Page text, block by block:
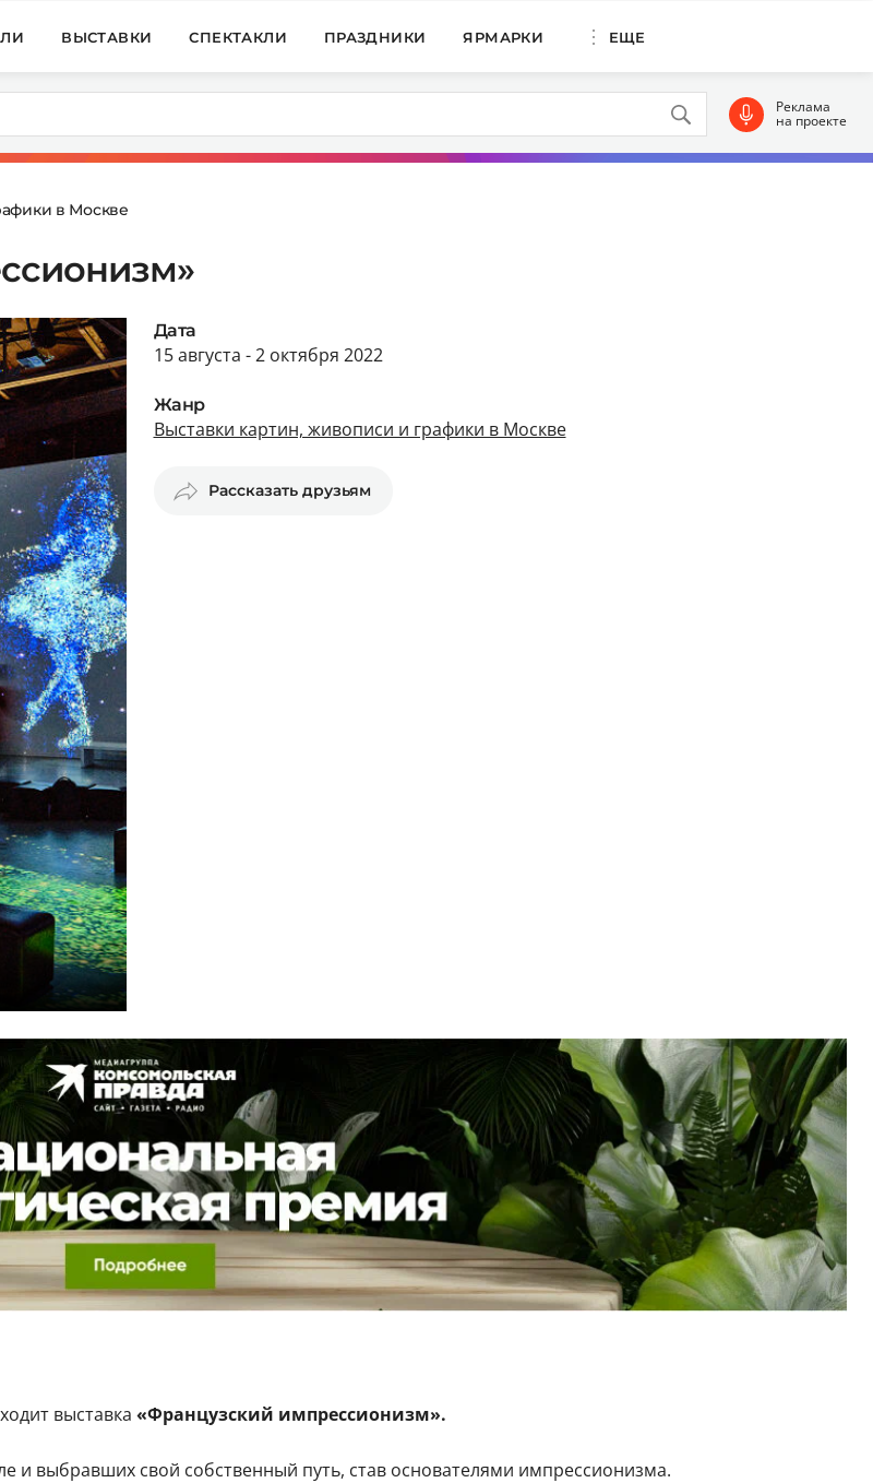
ВЫСТАВКИ СПЕКТАКЛИ ПРАЗДНИКИ ЯРМАРКИ ЕЩЕ
Реклама
на проекте
в Москве
Дата
15 августа - 2 октября 2022
Жанр
Выставки картин, живописи и графики в Москве
Рассказать друзьям
выставка «Французский импрессионизм».
и выбравших свой собственный путь, став основателями импрессионизма.